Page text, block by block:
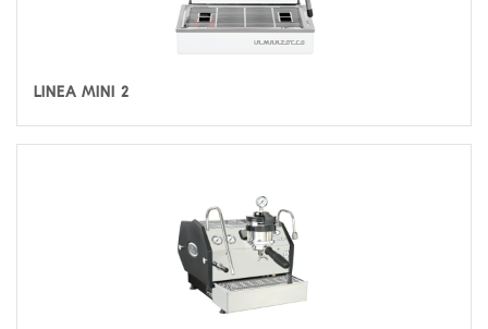
LINEA MINI 2